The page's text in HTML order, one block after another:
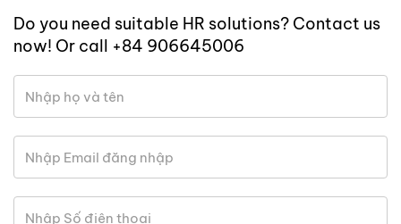
Do you need suitable HR solutions? Contact us
now! Or call +84 906645006